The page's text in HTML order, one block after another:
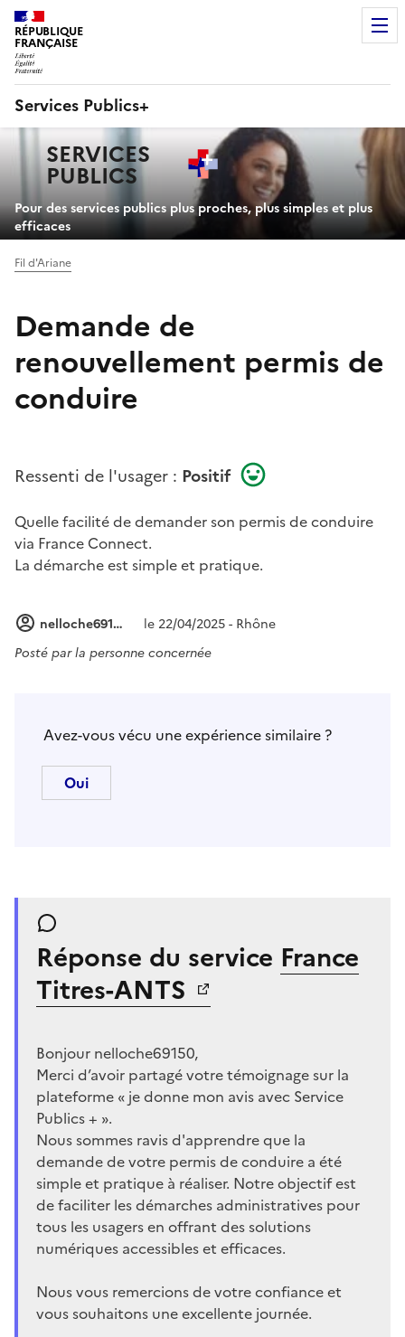
RÉPUBLIQUE
FRANÇAISE
Services Publics+
principaleSERVICES
PUBLICS+
Pour des services publics plus proches, plus simples et plus
efficaces
Fil d'Ariane
Demande de
renouvellement permis de
conduire
Ressenti de l'usager : Positif
Quelle facilité de demander son permis de conduire
via France Connect.
La démarche est simple et pratique.
nelloche69150
le 22/04/2025 - Rhône
Posté parla personne concernée
Avez-vous vécu une expérience similaire ?
Réponse du service France
Titres-ANTS
Bonjour nelloche69150,
Merci d’avoir partagé votre témoignage sur la
plateforme « je donne mon avis avec Service
Publics + ».
Nous sommes ravis d'apprendre que la
demande de votre permis de conduire a été
simple et pratique à réaliser. Notre objectif est
de faciliter les démarches administratives pour
tous les usagers en offrant des solutions
numériques accessibles et efficaces.
Nous vous remercions de votre confiance et
vous souhaitons une excellente journée.